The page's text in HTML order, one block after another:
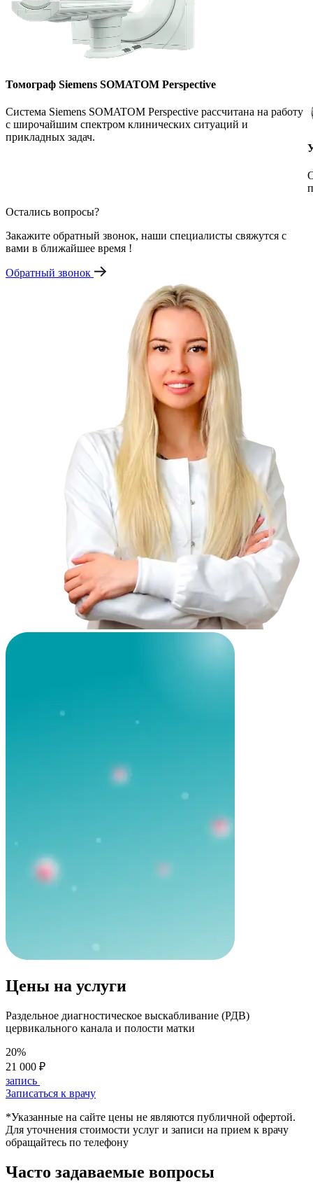
Томограф Siemens SOMATOM Perspective
Система Siemens SOMATOM Perspective рассчитана на работу
с широчайшим спектром клинических ситуаций и
прикладных задач.
Остались вопросы?
Закажите обратный звонок, наши специалисты свяжутся с
вами в ближайшее время !
Обратный звонок
Цены на услуги
Раздельное диагностическое выскабливание (РДВ)
цервикального канала и полости матки
20%
21 000 ₽
запись
Записаться к врачу
*Указанные на сайте цены не являются публичной офертой.
Для уточнения стоимости услуг и записи на прием к врачу
обращайтесь по телефону
Часто задаваемые вопросы